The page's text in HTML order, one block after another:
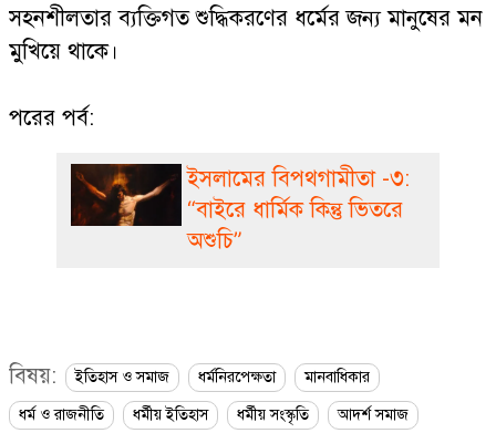
সহনশীলতার ব্যক্তিগত শুদ্ধিকরণের ধর্মের জন্য মানুষের মন
মুখিয়ে থাকে।
পরের পর্ব:
ইসলামের বিপথগামীতা -৩:
“বাইরে ধার্মিক কিন্তু ভিতরে
অশুচি”
বিষয়: ইতিহাস ও সমাজ ধর্মনিরপেক্ষতা
মানবাধিকার
ধর্ম ও রাজনীতি
ধর্মীয় ইতিহাস ধর্মীয় সংস্কৃতি
আদর্শ সমাজ